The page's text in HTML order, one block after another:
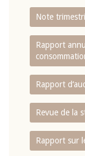
Note
Rapport
Rapport
Revue de la
Rapport sur